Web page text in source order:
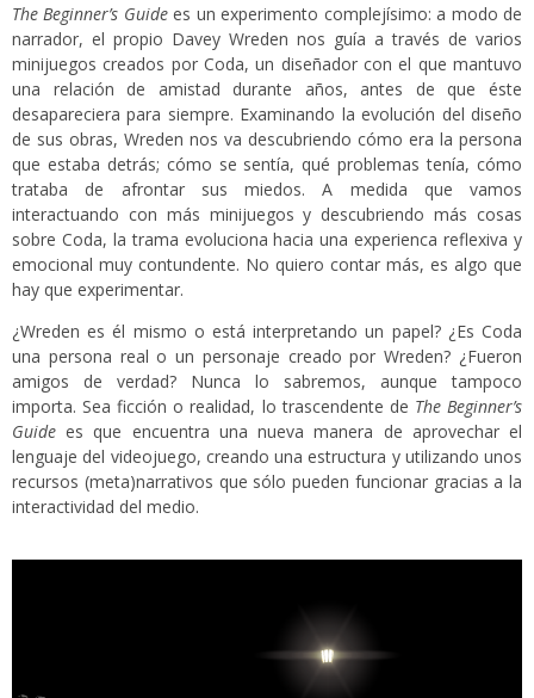
The Beginner’s Guidees un experimento complejísimo: a modo de
narrador, el propio Davey Wreden nos guía a través de varios
minijuegos creados por Coda, un diseñador con el que mantuvo
una relación de amistad durante años, antes de que éste
desapareciera para siempre. Examinando la evolución del diseño
de sus obras, Wreden nos va descubriendo cómo era la persona
que estaba detrás; cómo se sentía, qué problemas tenía, cómo
trataba de afrontar sus miedos. A medida que vamos
interactuando con más minijuegos y descubriendo más cosas
sobre Coda, la trama evoluciona hacia una experienca reflexiva y
emocional muy contundente. No quiero contar más, es algo que
hay que experimentar.
¿Wreden es él mismo o está interpretando un papel? ¿Es Coda
una persona real o un personaje creado por Wreden? ¿Fueron
amigos de verdad? Nunca lo sabremos, aunque tampoco
importa. Sea ficción o realidad, lo trascendente de The Beginner’s
Guidees que encuentra una nueva manera de aprovechar el
lenguaje del videojuego, creando una estructura y utilizando unos
recursos (meta)narrativos que sólo pueden funcionar gracias a la
interactividad del medio.